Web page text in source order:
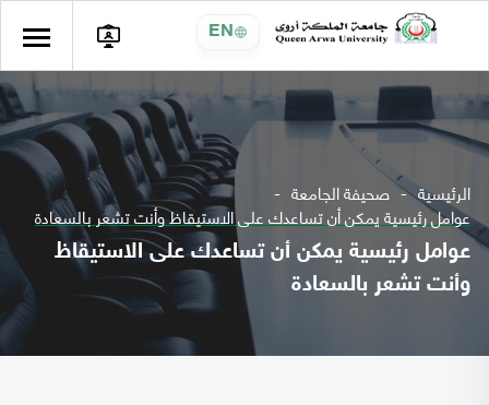
EN
الرئيسية صحيفة الجامعة
عوامل رئيسية يمكن أن تساعدك على الاستيقاظ وأنت تشعر بالسعادة
عوامل رئيسية يمكن أن تساعدك على الاستيقاظ
وأنت تشعر بالسعادة